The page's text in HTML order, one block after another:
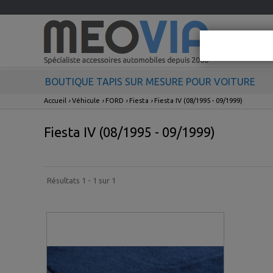
BOUTIQUE TAPIS SUR MESURE POUR VOITURE
Accueil ›Véhicule › FORD › Fiesta › Fiesta IV (08/1995 - 09/1999)
Fiesta IV (08/1995 - 09/1999)
Résultats 1 - 1 sur 1